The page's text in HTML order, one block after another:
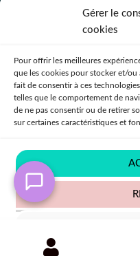
Gérer le
cookies
Pour offrir les meilleures
que les cookies pour stocker et/ou
fait de consentir à ces
telles que le comportement de
de ne pas consentir ou de retirer
sur certaines caractéristiques et
Sticker Autocollant
+63
50% SUR LE 2ÈME !!
Recherche
RECHERCHE